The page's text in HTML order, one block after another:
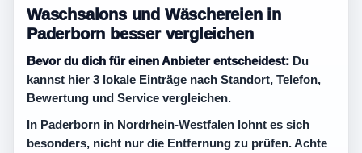
Waschsalons und Wäschereien in
Paderborn besser vergleichen
Bevor du dich für einen Anbieter entscheidest: Du
kannst hier 3 lokale Einträge nach Standort, Telefon,
Bewertung und Service vergleichen.
In Paderborn in Nordrhein-Westfalen lohnt es sich
besonders, nicht nur die Entfernung zu prüfen. Achte